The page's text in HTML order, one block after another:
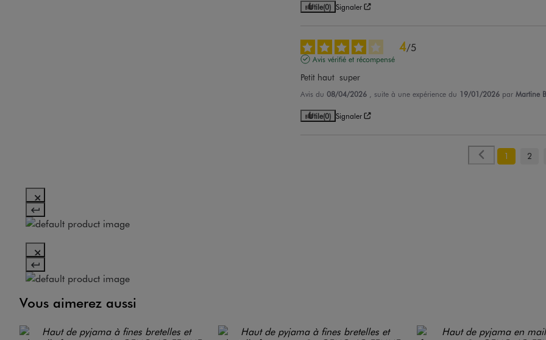
Utile(0) Signaler
4/5
Avis vérifié et récompensé
Petit haut  super
Avis du 08/04/2026 , suite à une expérience du 19/01/2026 par Martine
Utile(0) Signaler
1 2
Vous aimerez aussi